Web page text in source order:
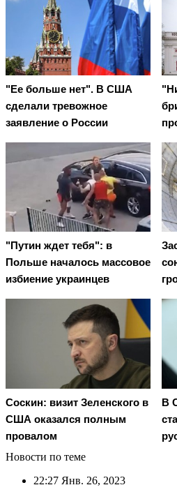
"Ее больше нет". В США
сделали тревожное
заявление о России
"Путин ждет тебя": в
Польше началось массовое
избиение украинцев
Соскин: визит Зеленского в
США оказался полным
провалом
В
Новости по теме
22:27 Янв. 26, 2023